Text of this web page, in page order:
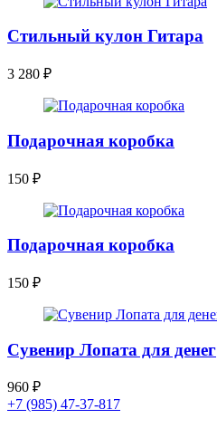
Стильный кулон Гитара
3 280 ₽
Подарочная коробка
150 ₽
Подарочная коробка
150 ₽
Сувенир Лопата для денег
960 ₽
+7 (985) 47-37-817